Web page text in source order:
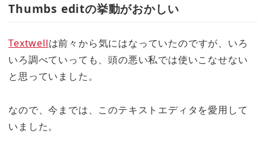
Thumbs editの挙動がおかしい
Textwellは前々から気にはなっていたのですが、いろ
いろ調べていっても、頭の悪い私では使いこなせない
と思っていました。
なので、今までは、このテキストエディタを愛用して
いました。